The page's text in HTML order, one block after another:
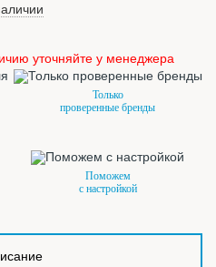
уточняйте у менеджера
Только
проверенные бренды
Поможем
с настройкой